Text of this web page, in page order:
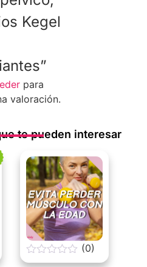
Kegel
para
valoración.
te pueden interesar
0
(0)